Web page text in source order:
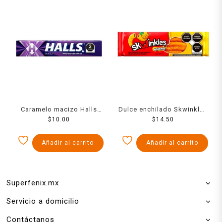
Caramelo macizo Halls
sabor mora azul 9 pzas
$10.00
Añadir al carrito
Dulce enchilado Skwinkles
rellenos sabor piña con
$14.50
Añadir al carrito
Superfenix.mx
Servicio a domicilio
Contáctanos